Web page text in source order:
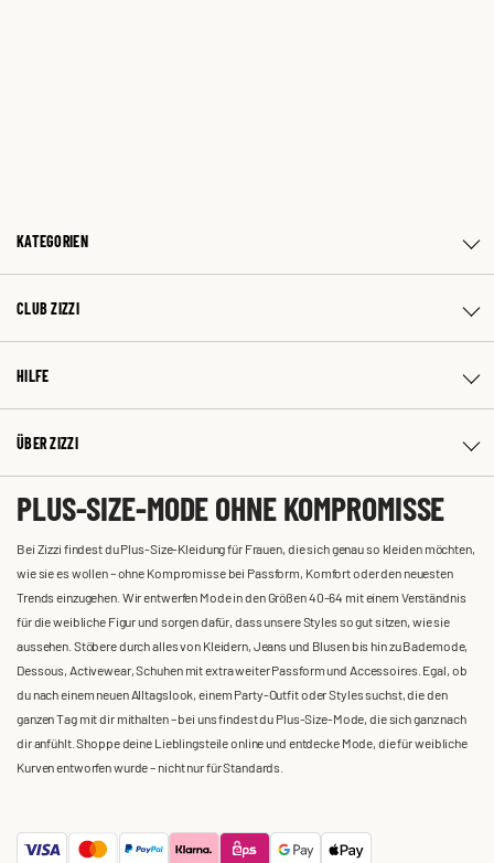
KATEGORIEN
CLUB ZIZZI
HILFE
ÜBER ZIZZI
PLUS-SIZE-MODE OHNE KOMPROMISSE
Bei Zizzi findest du Plus-Size-Kleidung für Frauen, die sich genau so kleiden möchten,
wie sie es wollen – ohne Kompromisse bei Passform, Komfort oder den neuesten
Trends einzugehen. Wir entwerfen Mode in den Größen 40-64 mit einem Verständnis
für die weibliche Figur und sorgen dafür, dass unsere Styles so gut sitzen, wie sie
aussehen. Stöbere durch alles von Kleidern, Jeans und Blusen bis hin zu Bademode,
Dessous, Activewear, Schuhen mit extra weiter Passform und Accessoires. Egal, ob
du nach einem neuen Alltagslook, einem Party-Outfit oder Styles suchst, die den
ganzen Tag mit dir mithalten – bei uns findest du Plus-Size-Mode, die sich ganz nach
dir anfühlt. Shoppe deine Lieblingsteile online und entdecke Mode, die für weibliche
Kurven entworfen wurde – nicht nur für Standards.